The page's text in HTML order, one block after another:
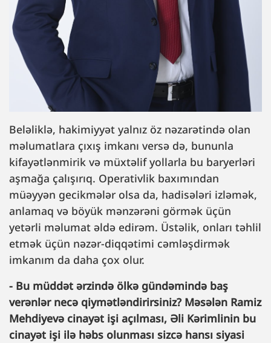
Beləliklə, hakimiyyət yalnız öz nəzarətində olan
məlumatlara çıxış imkanı versə də, bununla
kifayətlənmirik və müxtəlif yollarla bu baryerləri
aşmağa çalışırıq. Operativlik baxımından
müəyyən gecikmələr olsa da, hadisələri izləmək,
anlamaq və böyük mənzərəni görmək üçün
yetərli məlumat əldə edirəm. Üstəlik, onları təhlil
etmək üçün nəzər-diqqətimi cəmləşdirmək
imkanım da daha çox olur.
- Bu müddət ərzində ölkə gündəmində baş
verənlər necə qiymətləndirirsiniz? Məsələn Ramiz
Mehdiyevə cinayət işi açılması, Əli Kərimlinin bu
cinayət işi ilə həbs olunması sizcə hansı siyasi